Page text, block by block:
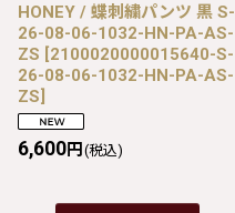
HONEY / 蝶刺繍パンツ 黒 S-
26-08-06-1032-HN-PA-AS-
ZS [2100020000015640-S-
26-08-06-1032-HN-PA-AS-
ZS]
6,600円 (税込)